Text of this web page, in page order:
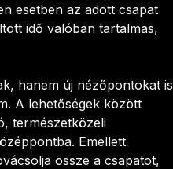
esetben az adott csapat
idő valóban tartalmas,
hanem új nézőpontokat is
A lehetőségek között
természetközeli
Emellett
össze a csapatot,